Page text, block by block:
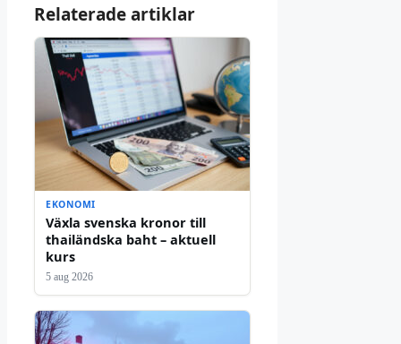
Relaterade artiklar
EKONOMI
Växla svenska kronor till
thailändska baht – aktuell
kurs
5 aug 2026